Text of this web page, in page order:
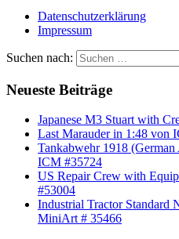
Datenschutzerklärung
Impressum
Suchen nach:
Neueste Beiträge
Japanese M3 Stuart with
Last Marauder in 1:48 von
Tankabwehr 1918
ICM #35724
US Repair Crew with
#53004
Industrial Tractor Standard
MiniArt # 35466